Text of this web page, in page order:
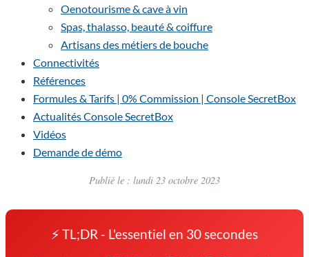
Oenotourisme & cave à vin
Spas, thalasso, beauté & coiffure
Artisans des métiers de bouche
Connectivités
Références
Formules & Tarifs | 0% Commission | Console SecretBox
Actualités Console SecretBox
Vidéos
Demande de démo
Publié le : lundi 23 octobre 2023
⚡ TL;DR - L'essentiel en 30 secondes